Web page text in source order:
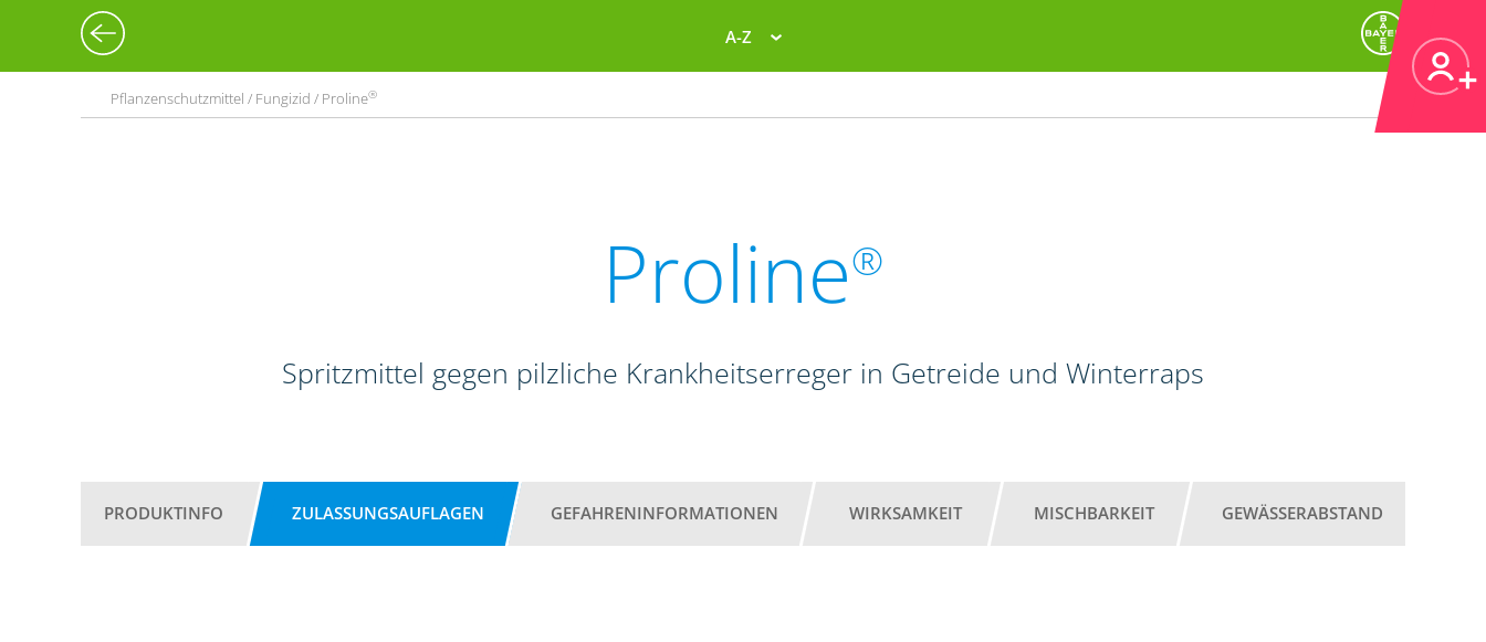
A-Z
Pflanzenschutzmittel / Fungizid / Proline®
Proline®
Spritzmittel gegen pilzliche Krankheitserreger in Getreide und Winterraps
PRODUKTINFO ZULASSUNGSAUFLAGEN GEFAHRENINFORMATIONEN WIRKSAMKEIT MISCHBARKEIT GEWÄSSERABSTAND